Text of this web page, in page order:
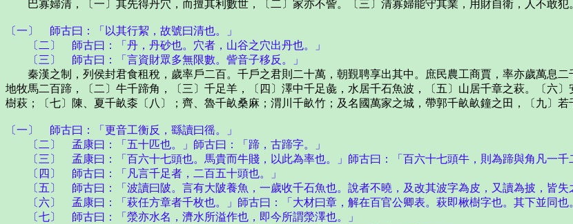
巴寡婦清，〔一〕其先得丹穴，而擅其利數世，〔二〕家亦不訾。〔三〕清寡婦能守其業，用財自衛，人不敢犯
〔一〕 師古曰：「以其行絜，故號曰清也。」
〔二〕 師古曰：「丹，丹砂也。穴者，山谷之穴出丹也。」
〔三〕 師古曰：「言資財眾多無限數。訾音子移反。」
秦漢之制，列侯封君食租稅，歲率戶二百。千戶之君則二十萬，朝覲聘享出其中。庶民農工商賈，率亦歲萬息二
地牧馬二百蹄，〔二〕牛千蹄角，〔三〕千足羊，〔四〕澤中千足彘，水居千石魚波，〔五〕山居千章之萩。〔六
樹萩；〔七〕陳、夏千畝桼〔八〕；齊、魯千畝桑麻；渭川千畝竹；及名國萬家之城，帶郭千畝畝鐘之田，〔九〕
〔一〕 師古曰：「更音工衡反，繇讀曰徭。」
〔二〕 孟康曰：「五十匹也。」師古曰：「蹄，古蹄字。」
〔三〕 孟康曰：「百六十七頭也。馬貴而牛賤，以此為率也。」師古曰：「百六十七頭牛，則為蹄與角凡一千
〔四〕 師古曰：「凡言千足者，二百五十頭也。」
〔五〕 師古曰：「波讀曰陂。言有大陂養魚，一歲收千石魚也。說者不曉，及改其波字為皮，又讀為披，皆失
〔六〕 孟康曰：「萩任方章者千枚也。」師古曰：「大材曰章，解在百官公卿表。萩即楸樹字也。其下並同也
〔七〕 師古曰：「滎亦水名，濟水所溢作也，即今所謂滎澤也。」